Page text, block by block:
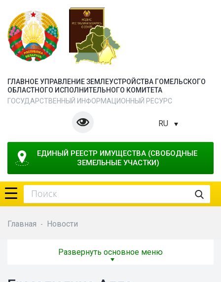
ГЛАВНОЕ УПРАВЛЕНИЕ ЗЕМЛЕУСТРОЙСТВА ГОМЕЛЬСКОГО
ОБЛАСТНОГО ИСПОЛНИТЕЛЬНОГО КОМИТЕТА
ГОСУДАРСТВЕННЫЙ ИНФОРМАЦИОННЫЙ РЕСУРС
RU
ЕДИНЫЙ РЕЕСТР ИМУЩЕСТВА (СВОБОДНЫЕ
ЗЕМЕЛЬНЫЕ УЧАСТКИ)
Главная - Новости
Развернуть основное меню